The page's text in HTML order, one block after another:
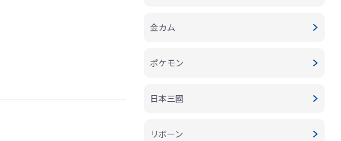
金カム
ポケモン
日本三國
リボーン